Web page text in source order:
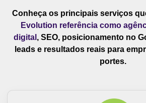
Conheça os principais serviços
Evolution referência como
digital , SEO, posicionamento no
leads e resultados reais para
portes.